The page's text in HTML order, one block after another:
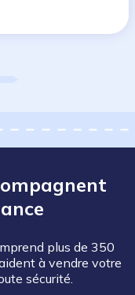
plus de 350
à vendre votre
sécurité.